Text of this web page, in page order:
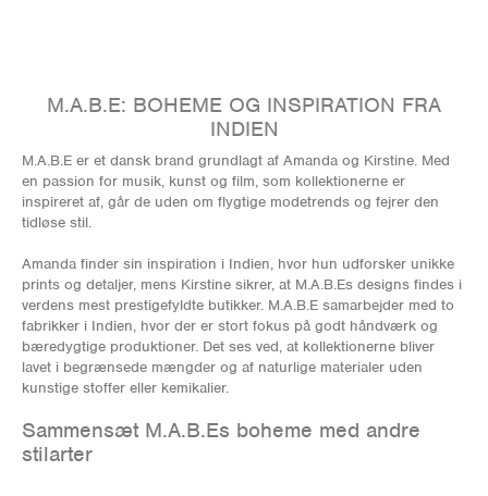
M.A.B.E: BOHEME OG INSPIRATION FRA
INDIEN
M.A.B.E er et dansk brand grundlagt af Amanda og Kirstine. Med
en passion for musik, kunst og film, som kollektionerne er
inspireret af, går de uden om flygtige modetrends og fejrer den
tidløse stil.
Amanda finder sin inspiration i Indien, hvor hun udforsker unikke
prints og detaljer, mens Kirstine sikrer, at M.A.B.Es designs findes i
verdens mest prestigefyldte butikker. M.A.B.E samarbejder med to
fabrikker i Indien, hvor der er stort fokus på godt håndværk og
bæredygtige produktioner. Det ses ved, at kollektionerne bliver
lavet i begrænsede mængder og af naturlige materialer uden
kunstige stoffer eller kemikalier.
Sammensæt M.A.B.Es boheme med andre
stilarter